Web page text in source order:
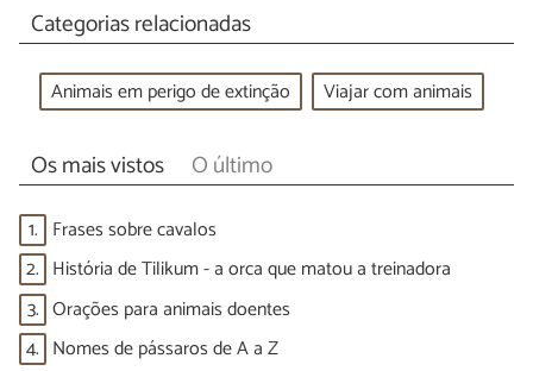
Categorias relacionadas
Animais em perigo de extinção Viajar com animais
Os mais vistos O último
1. Frases sobre cavalos
2. História de Tilikum - a orca que matou a treinadora
3. Orações para animais doentes
4. Nomes de pássaros de A a Z